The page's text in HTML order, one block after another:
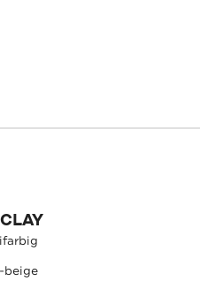
beige